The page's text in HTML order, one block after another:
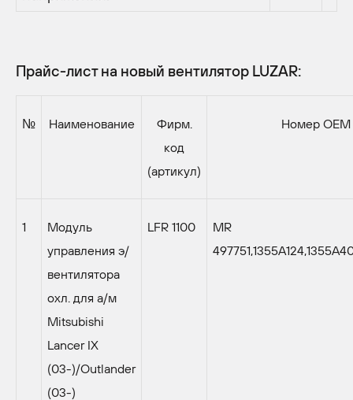
Прайс-лист на новый вентилятор LUZAR:
№ Наименование
Фирм.
код
(артикул)
Номер OEM
1
Модуль
управления э/
вентилятора
охл. для а/м
Mitsubishi
Lancer IX
(03-)/Outlander
(03-)
LFR 1100
MR